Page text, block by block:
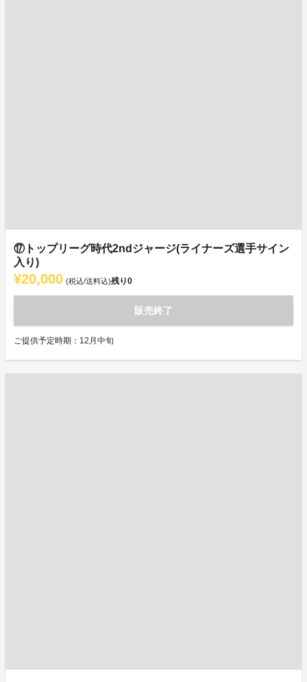
⑰トップリーグ時代2ndジャージ(ライナーズ選手サイン
入り)
¥20,000 (税込/送料込)残り0
販売終了
ご提供予定時期：12月中旬